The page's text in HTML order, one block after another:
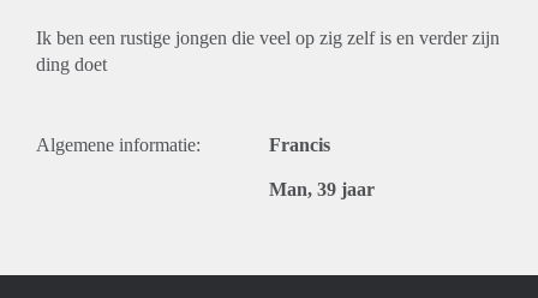
Ik ben een rustige jongen die veel op zig zelf is en verder zijn
ding doet
Algemene informatie: Francis
Man, 39 jaar